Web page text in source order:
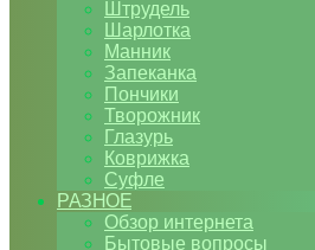
Штрудель
Шарлотка
Манник
Запеканка
Пончики
Творожник
Глазурь
Коврижка
Суфле
РАЗНОЕ
Обзор интернета
Бытовые вопросы